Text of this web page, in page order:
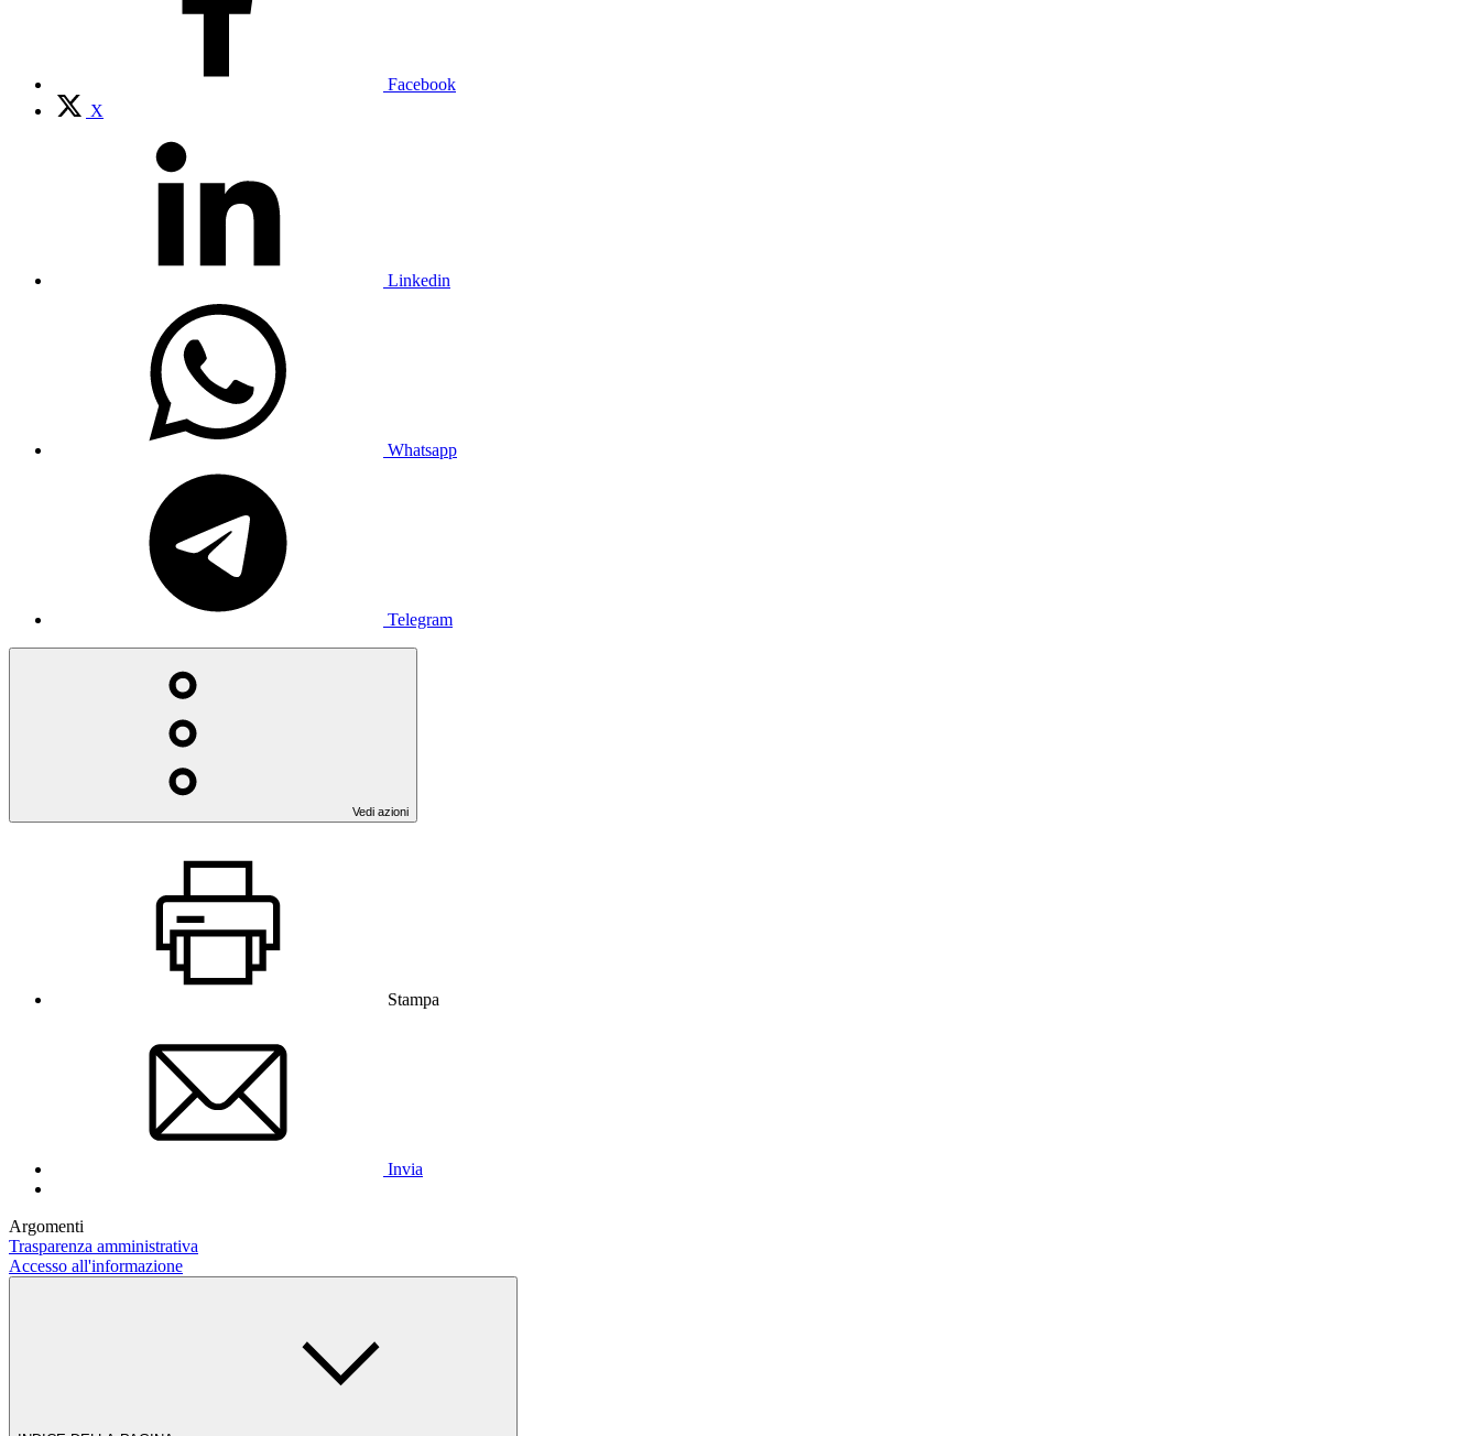
Facebook
X
Linkedin
Whatsapp
Telegram
Vedi azioni
Stampa
Invia
Argomenti
Trasparenza amministrativa
Accesso all'informazione